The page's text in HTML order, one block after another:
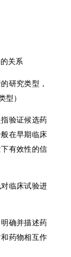
关系
研究类型，
型）
指验证候选药
在早期临床
有效性的信
临床试验进
确并描述药
药物相互作